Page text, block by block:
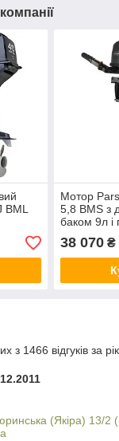
BML
Мотор
5,8 BMS з
баком 9л і
38 070₴
з 1466 відгуків за рік
(Якіра) 13/2